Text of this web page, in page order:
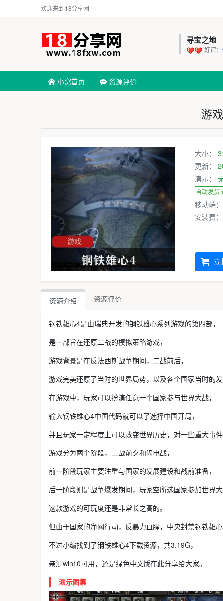
欢迎来到18分享网
寻宝之地
好评：
小窝首页 资源评价
游
大小：
更新：
演示：
自动发货
移动端：
安装费：
资源介绍 资源评价
钢铁雄心4是由瑞典开发的钢铁雄心系列游戏的第四部，
是一部旨在还原二战的模拟策略游戏，
游戏背景是在反法西斯战争期间，二战前后，
游戏完美还原了当时的世界局势，以及各个国家当时的发
在游戏中，玩家可以扮演任意一个国家参与世界大战，
输入钢铁雄心4中国代码就可以了选择中国开局，
并且玩家一定程度上可以改变世界历史，对一些重大事件
游戏分为两个阶段，二战前夕和闪电战，
前一阶段玩家主要注重与国家的发展建设和战前准备，
后一阶段则是战争爆发期间，玩家空所选国家参加世界大
这款游戏的可玩度还是非常长之高的。
但由于国家的净网行动，反暴力血腥，中央封禁钢铁雄心
不过小编找到了钢铁雄心4下载资源，共3.19G，
亲测win10可用，还是绿色中文版在此分享给大家。
演示图集